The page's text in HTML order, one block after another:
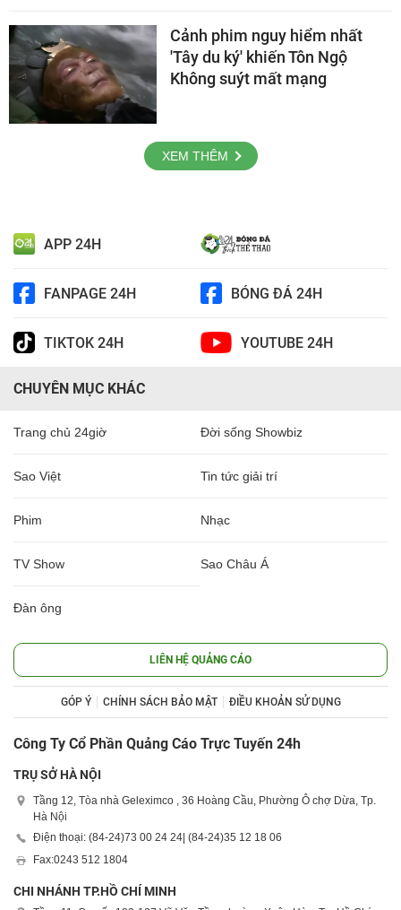
Cảnh phim nguy hiểm nhất
'Tây du ký' khiến Tôn Ngộ
Không suýt mất mạng
XEM THÊM
APP 24H
FANPAGE 24H BÓNG ĐÁ 24H
TIKTOK 24H YOUTUBE 24H
CHUYÊN MỤC KHÁC
Trang chủ 24giờ Đời sống Showbiz
Sao Việt Tin tức giải trí
Phim Nhạc
TV Show Sao Châu Á
Đàn ông
LIÊN HỆ QUẢNG CÁO
GÓP Ý CHÍNH SÁCH BẢO MẬT ĐIỀU KHOẢN SỬ DỤNG
Công Ty Cổ Phần Quảng Cáo Trực Tuyến 24h
TRỤ SỞ HÀ NỘI
Tầng 12, Tòa nhà Geleximco , 36 Hoàng Cầu, Phường Ô chợ Dừa, Tp.
Hà Nội
Điện thoại: (84-24)73 00 24 24 | (84-24)35 12 18 06
Fax:0243 512 1804
CHI NHÁNH TP.HỒ CHÍ MINH